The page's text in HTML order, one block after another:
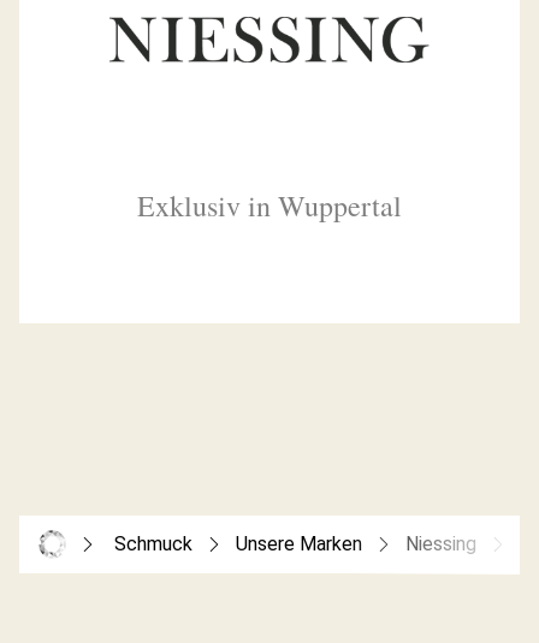
Exklusiv in Wuppertal
Schmuck Unsere Marken Niessing